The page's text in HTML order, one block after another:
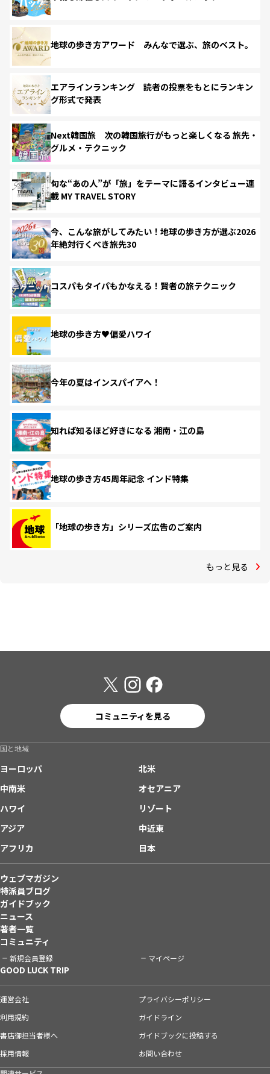
地球の歩き方アワード みんなで選ぶ、旅のベスト。
エアラインランキング 読者の投票をもとにランキン
グ形式で発表
Next韓国旅 次の韓国旅行がもっと楽しくなる 旅先・
グルメ・テクニック
旬な“あの人”が「旅」をテーマに語るインタビュー連
載 MY TRAVEL STORY
今、こんな旅がしてみたい！地球の歩き方が選ぶ2026
年絶対行くべき旅先30
コスパもタイパもかなえる！賢者の旅テクニック
地球の歩き方♥偏愛ハワイ
今年の夏はインスパイアへ！
知れば知るほど好きになる 湘南・江の島
地球の歩き方45周年記念 インド特集
「地球の歩き方」シリーズ広告のご案内
もっと見る
コミュニティを見る
国と地域
ヨーロッパ
北米
中南米
オセアニア
ハワイ
リゾート
アジア
中近東
アフリカ
日本
ウェブマガジン
特派員ブログ
ガイドブック
ニュース
著者一覧
コミュニティ
新規会員登録 マイページ
GOOD LUCK TRIP
運営会社
プライバシーポリシー
利用規約
ガイドライン
書店御担当者様へ
ガイドブックに投稿する
採用情報
お問い合わせ